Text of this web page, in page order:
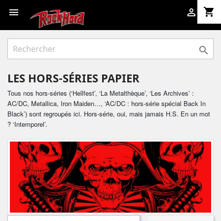
 shopping_cart


LES HORS-SÉRIES PAPIER
Tous nos hors-séries (‘Hellfest’, ‘La Metalthèque’, ‘Les Archives’ :
AC/DC, Metallica, Iron Maiden…, ‘AC/DC : hors-série spécial Back In
Black’) sont regroupés ici. Hors-série, oui, mais jamais H.S. En un mot
? ‘Intemporel’.